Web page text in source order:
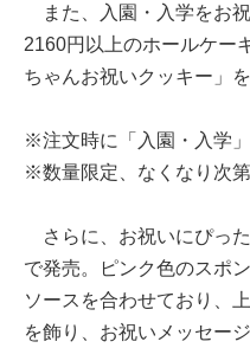
また、入園・入学をお
2160円以上のホールケー
ちゃんお祝いクッキー」
※注文時に「入園・入学
※数量限定、なくなり次
さらに、お祝いにぴっ
で発売。ピンク色のスポ
ソースを合わせており、
を飾り、お祝いメッセー